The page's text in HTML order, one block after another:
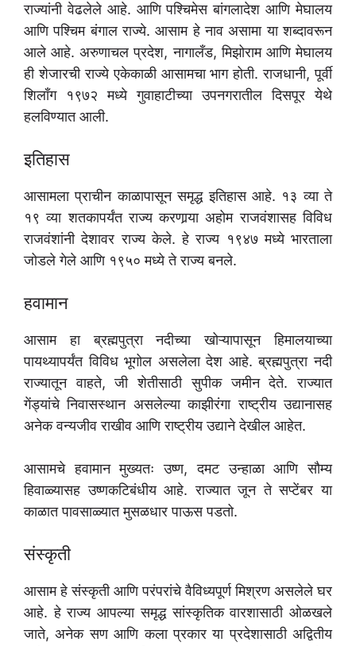
राज्यांनी वेढलेले आहे. आणि पश्चिमेस बांगलादेश आणि मेघालय
आणि पश्चिम बंगाल राज्ये. आसाम हे नाव असामा या शब्दावरून
आले आहे. अरुणाचल प्रदेश, नागालँड, मिझोराम आणि मेघालय
ही शेजारची राज्ये एकेकाळी आसामचा भाग होती. राजधानी, पूर्वी
शिलाँग १९७२ मध्ये गुवाहाटीच्या उपनगरातील दिसपूर येथे
हलविण्यात आली.
इतिहास
आसामला प्राचीन काळापासून समृद्ध इतिहास आहे. १३ व्या ते
१९ व्या शतकापर्यंत राज्य करणार्‍या अहोम राजवंशासह विविध
राजवंशांनी देशावर राज्य केले. हे राज्य १९४७ मध्ये भारताला
जोडले गेले आणि १९५० मध्ये ते राज्य बनले.
हवामान
आसाम हा ब्रह्मपुत्रा नदीच्या खोऱ्यापासून हिमालयाच्या
पायथ्यापर्यंत विविध भूगोल असलेला देश आहे. ब्रह्मपुत्रा नदी
राज्यातून वाहते, जी शेतीसाठी सुपीक जमीन देते. राज्यात
गेंड्यांचे निवासस्थान असलेल्या काझीरंगा राष्ट्रीय उद्यानासह
अनेक वन्यजीव राखीव आणि राष्ट्रीय उद्याने देखील आहेत.
आसामचे हवामान मुख्यतः उष्ण, दमट उन्हाळा आणि सौम्य
हिवाळ्यासह उष्णकटिबंधीय आहे. राज्यात जून ते सप्टेंबर या
काळात पावसाळ्यात मुसळधार पाऊस पडतो.
संस्कृती
आसाम हे संस्कृती आणि परंपरांचे वैविध्यपूर्ण मिश्रण असलेले घर
आहे. हे राज्य आपल्या समृद्ध सांस्कृतिक वारशासाठी ओळखले
जाते, अनेक सण आणि कला प्रकार या प्रदेशासाठी अद्वितीय